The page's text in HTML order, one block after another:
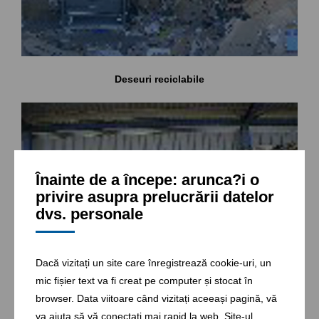
Înainte de a începe: arunca?i o
privire asupra prelucrării datelor
dvs. personale
Dacă vizitați un site care înregistrează cookie-uri, un
mic fișier text va fi creat pe computer și stocat în
browser. Data viitoare când vizitați aceeași pagină, vă
va ajuta să vă conectați mai rapid la web. Site-ul
Deseuri reciclabile